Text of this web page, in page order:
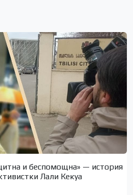
и беспомощна» — история
Лали Кекуа